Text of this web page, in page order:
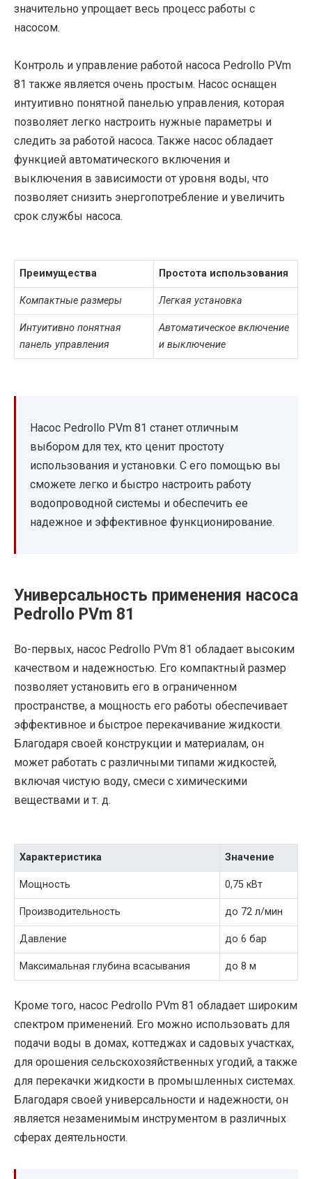
значительно упрощает весь процесс работы с
насосом.
Контроль и управление работой насоса Pedrollo PVm
81 также является очень простым. Насос оснащен
интуитивно понятной панелью управления, которая
позволяет легко настроить нужные параметры и
следить за работой насоса. Также насос обладает
функцией автоматического включения и
выключения в зависимости от уровня воды, что
позволяет снизить энергопотребление и увеличить
срок службы насоса.
Преимущества Простота использования
Компактные размеры Легкая установка
Интуитивно понятная
панель управления
Автоматическое включение
и выключение
Насос Pedrollo PVm 81 станет отличным
выбором для тех, кто ценит простоту
использования и установки. С его помощью вы
сможете легко и быстро настроить работу
водопроводной системы и обеспечить ее
надежное и эффективное функционирование.
Универсальность применения насоса
Pedrollo PVm 81
Во-первых, насос Pedrollo PVm 81 обладает высоким
качеством и надежностью. Его компактный размер
позволяет установить его в ограниченном
пространстве, а мощность его работы обеспечивает
эффективное и быстрое перекачивание жидкости.
Благодаря своей конструкции и материалам, он
может работать с различными типами жидкостей,
включая чистую воду, смеси с химическими
веществами и т. д.
Характеристика Значение
Мощность 0,75 кВт
Производительность до 72 л/мин
Давление до 6 бар
Максимальная глубина всасывания до 8 м
Кроме того, насос Pedrollo PVm 81 обладает широким
спектром применений. Его можно использовать для
подачи воды в домах, коттеджах и садовых участках,
для орошения сельскохозяйственных угодий, а также
для перекачки жидкости в промышленных системах.
Благодаря своей универсальности и надежности, он
является незаменимым инструментом в различных
сферах деятельности.